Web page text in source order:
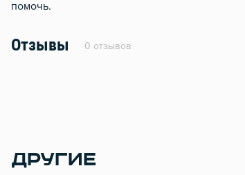
помочь.
Отзывы 0 отзывов
ДРУГИЕ